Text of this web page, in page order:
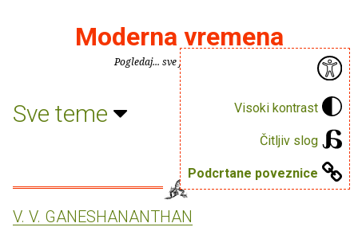
Visoki kontrast
Čitljiv slog
Podcrtane poveznice
Moderna vremena
Pogledaj... sve je puno knjiga.
Sve teme
V. V. GANESHANANTHAN